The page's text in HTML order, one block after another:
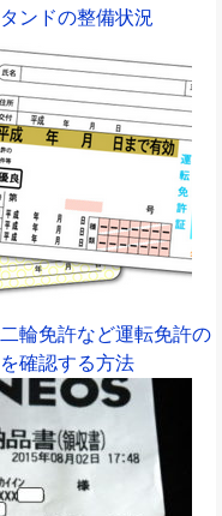
ンドの整備状況
輪免許など運転免許の
確認する方法